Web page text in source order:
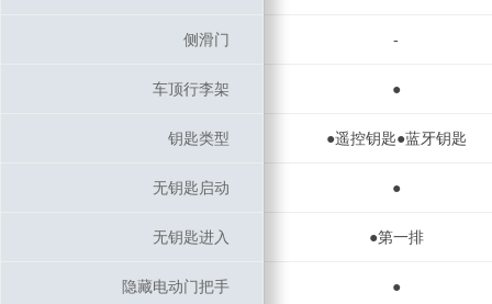
侧滑门 -
车顶行李架 ●
钥匙类型 ●遥控钥匙●蓝牙钥匙
无钥匙启动 ●
无钥匙进入 ●第一排
隐藏电动门把手 ●
侧滑门
车顶行李架
钥匙类型
无钥匙启动
无钥匙进入
隐藏电动门把手